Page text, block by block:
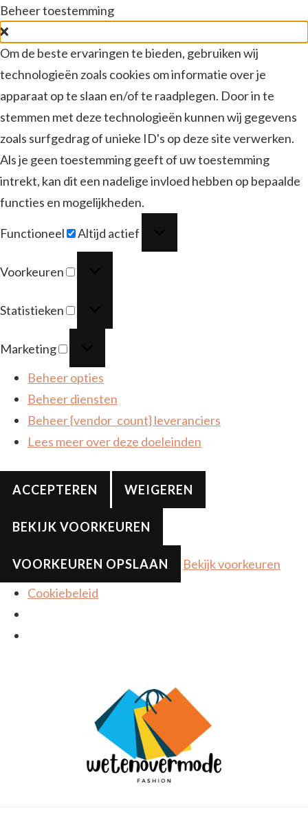
Beheer toestemming
Om de beste ervaringen te bieden, gebruiken wij
technologieën zoals cookies om informatie over je
apparaat op te slaan en/of te raadplegen. Door in te
stemmen met deze technologieën kunnen wij gegevens
zoals surfgedrag of unieke ID's op deze site verwerken.
Als je geen toestemming geeft of uw toestemming
intrekt, kan dit een nadelige invloed hebben op bepaalde
functies en mogelijkheden.
Functioneel Altijd actief
Voorkeuren
Statistieken
Marketing
Beheer opties
Beheer diensten
Beheer {vendor_count} leveranciers
Lees meer over deze doeleinden
ACCEPTEREN WEIGEREN
BEKIJK VOORKEUREN
VOORKEUREN OPSLAAN
Bekijk voorkeuren
Cookiebeleid